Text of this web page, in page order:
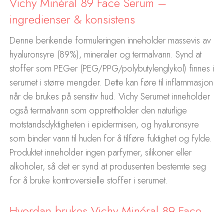
ingredienser & konsistens
Denne berikende formuleringen inneholder massevis av
hyaluronsyre (89%), mineraler og termalvann. Synd at
stoffer som PEGer (PEG/PPG/polybutylenglykol) finnes i
serumet i større mengder. Dette kan føre til inflammasjon
når de brukes på sensitiv hud. Vichy Serumet inneholder
også termalvann som opprettholder den naturlige
motstandsdyktigheten i epidermisen, og hyaluronsyre
som binder vann til huden for å tilføre fuktighet og fylde.
Produktet inneholder ingen parfymer, silikoner eller
alkoholer, så det er synd at produsenten bestemte seg
for å bruke kontroversielle stoffer i serumet.